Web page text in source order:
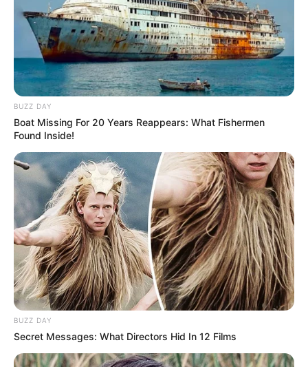
BUZZ DAY
Boat Missing For 20 Years Reappears: What Fishermen
Found Inside!
BUZZ DAY
Secret Messages: What Directors Hid In 12 Films